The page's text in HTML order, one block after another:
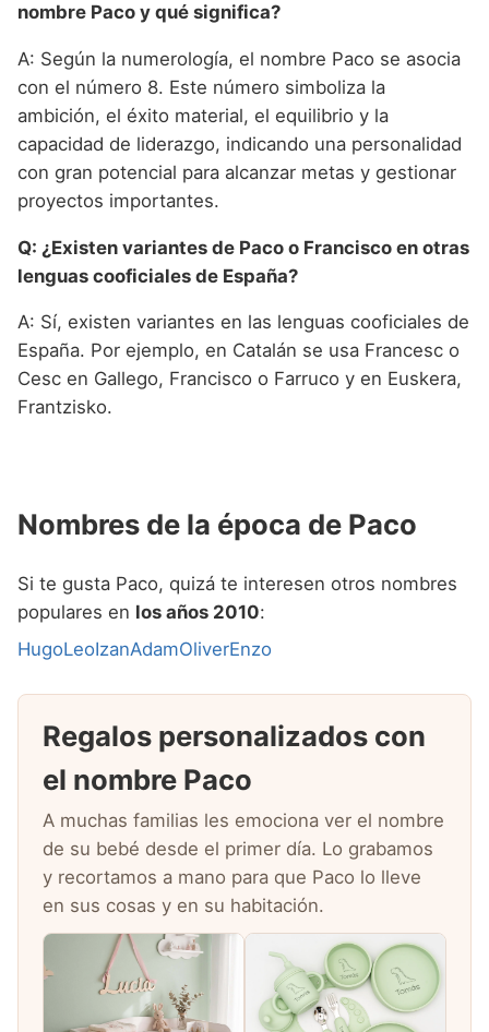
nombre Paco y qué significa?
A: Según la numerología, el nombre Paco se asocia
con el número 8. Este número simboliza la
ambición, el éxito material, el equilibrio y la
capacidad de liderazgo, indicando una personalidad
con gran potencial para alcanzar metas y gestionar
proyectos importantes.
Q: ¿Existen variantes de Paco o Francisco en otras
lenguas cooficiales de España?
A: Sí, existen variantes en las lenguas cooficiales de
España. Por ejemplo, en Catalán se usa Francesc o
Cesc en Gallego, Francisco o Farruco y en Euskera,
Frantzisko.
Nombres de la época de Paco
Si te gusta Paco, quizá te interesen otros nombres
populares en los años 2010:
HugoLeoIzanAdamOliverEnzo
Regalos personalizados con
el nombre Paco
A muchas familias les emociona ver el nombre
de su bebé desde el primer día. Lo grabamos
y recortamos a mano para que Paco lo lleve
en sus cosas y en su habitación.